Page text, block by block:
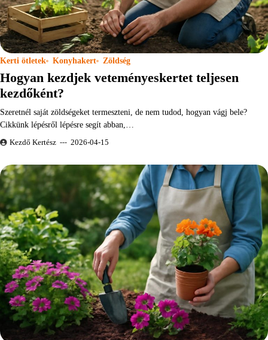
Kerti ötletek Konyhakert Zöldség
Hogyan kezdjek veteményeskertet teljesen
kezdőként?
Szeretnél saját zöldségeket termeszteni, de nem tudod, hogyan vágj bele?
Cikkünk lépésről lépésre segít abban,…
Kezdő Kertész 2026-04-15